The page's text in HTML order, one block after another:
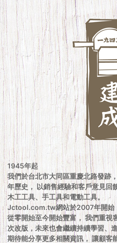
1945年起
我們於台北市大同區重慶北路發跡
年歷史， 以銷售經驗和客戶意見回
木工工具、手工具和電動工具。
Jctool.com.tw網站於2007年開始
從零開始至今開始豐富， 我們重視
次改版，未來也會繼續持續學習、
期待能分享更多相關資訊， 讓顧客